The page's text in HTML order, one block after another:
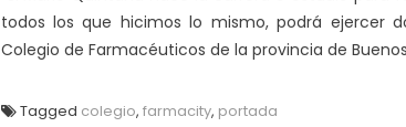
todos los que hicimos lo mismo, podrá ejercer
Colegio de Farmacéuticos de la provincia de
Tagged colegio, farmacity, portada